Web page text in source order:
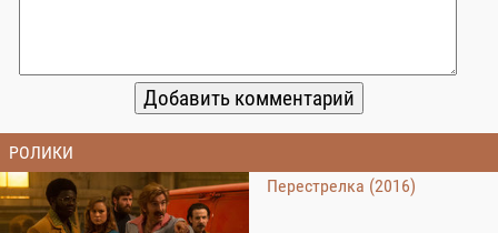
РОЛИКИ
Перестрелка (2016)